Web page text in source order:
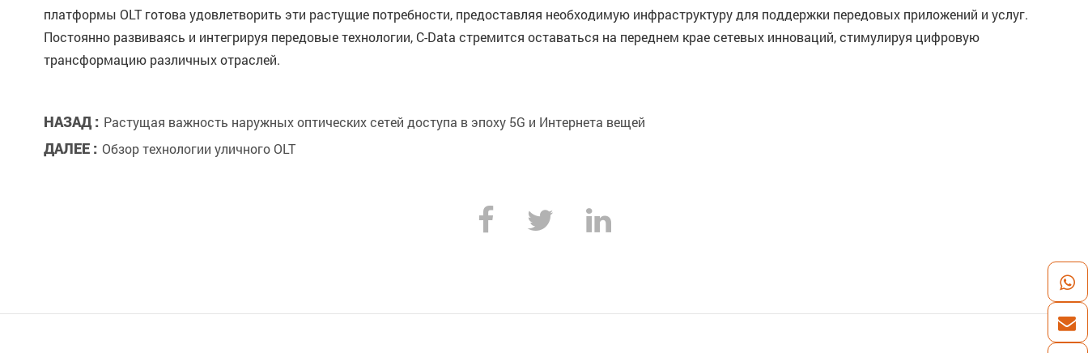
платформы OLT готова удовлетворить эти растущие потребности, предоставляя необходимую инфраструктуру для поддержки передовых приложений и услуг.
Постоянно развиваясь и интегрируя передовые технологии, C-Data стремится оставаться на переднем крае сетевых инноваций, стимулируя цифровую
трансформацию различных отраслей.
НАЗАД : Растущая важность наружных оптических сетей доступа в эпоху 5G и Интернета вещей
ДАЛЕЕ : Обзор технологии уличного OLT